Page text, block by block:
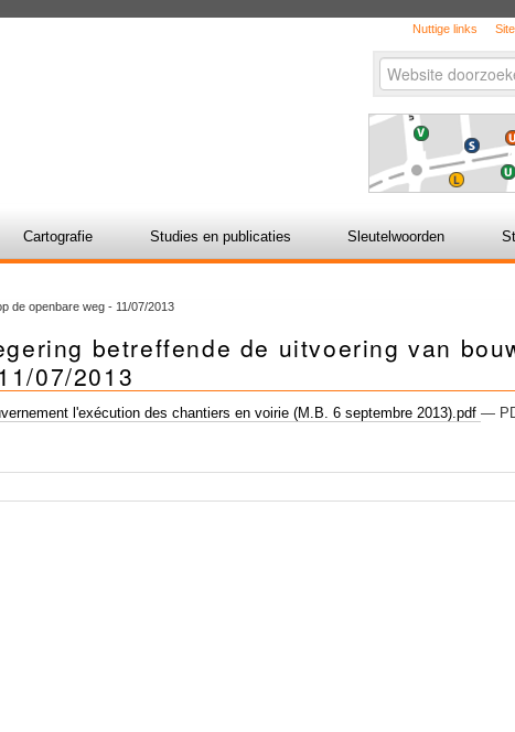
Nuttige links
Zoek
zoeken...
Cartografie Studies en publicaties Sleutelwoorden
de openbare weg - 11/07/2013
betreffende de uitvoering van
07/2013
l'exécution des chantiers en voirie (M.B. 6 septembre 2013).pdf—